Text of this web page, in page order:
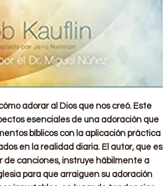
adorar al Dios que nos creó. Este
esenciales de una adoración que
bíblicos con la aplicación práctica
en la realidad diaria. El autor, que es
de canciones, instruye hábilmente a
para que arraiguen su adoración